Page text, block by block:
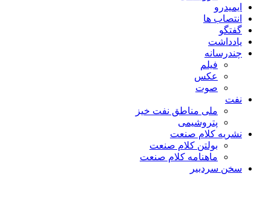
ایمیدرو
انتصاب ها
گفتگو
یادداشت
چندرسانه
فیلم
عکس
صوت
نفت
ملی مناطق نفت خیز
پتروشیمی
نشریه کلام صنعت
بولتن کلام صنعت
ماهنامه کلام صنعت
سخن سردبیر